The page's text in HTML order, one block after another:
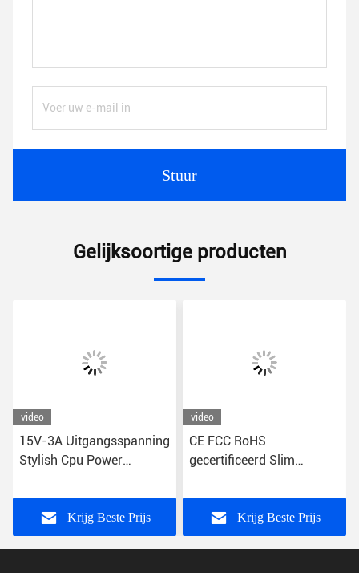
Stuur
Gelijksoortige producten
video
15V-3A Uitgangsspanning
Stylish Cpu Power
Tower Power Plug voor
Desktop Computers
Krijg Beste Prijs
video
CE FCC RoHS
gecertificeerd Slim
Universal Plug Type 65W
24V UitgangKrijg Beste Prijs